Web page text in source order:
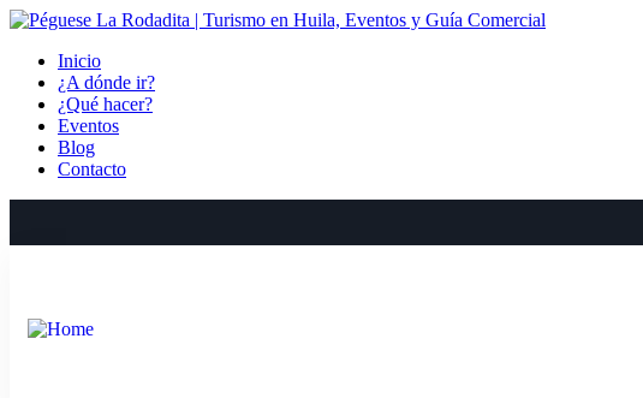
Inicio
¿A dónde ir?
¿Qué hacer?
Eventos
Blog
Contacto